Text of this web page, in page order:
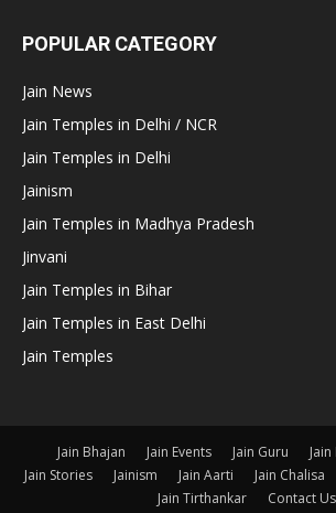
POPULAR CATEGORY
Jain News
Jain Temples in Delhi / NCR
Jain Temples in Delhi
Jainism
Jain Temples in Madhya Pradesh
Jinvani
Jain Temples in Bihar
Jain Temples in East Delhi
Jain Temples
Jain Bhajan Jain Events Jain Guru
Jain Stories
Jainism Jain Aarti Jain Chalisa
Jain Tirthankar
Contact Us